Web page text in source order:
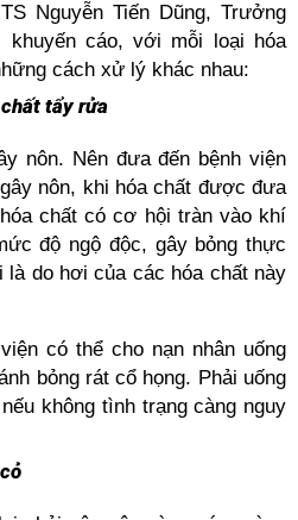
Nguyễn Tiến Dũng, Trưởng
khuyến cáo, với mỗi loại hóa
cách xử lý khác nhau:
tẩy rửa
nôn. Nên đưa đến bệnh viện
nôn, khi hóa chất được đưa
chất có cơ hội tràn vào khí
độ ngộ độc, gây bỏng thực
là do hơi của các hóa chất này
có thể cho nạn nhân uống
bỏng rát cổ họng. Phải uống
không tình trạng càng nguy